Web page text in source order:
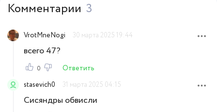
Комментарии 3
VrotMneNogi 30 марта 2025 19:44
всего 47?
0
Ответить
stasevich0
31 марта 2025 04:15
Сисяндры обвисли